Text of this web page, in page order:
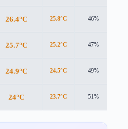
26.4°C 25.8°C 46%
25.7°C 25.2°C 47%
24.9°C 24.5°C 49%
24°C 23.7°C 51%